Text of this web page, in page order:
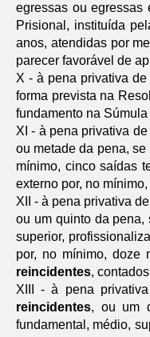
egressas ou egressas
Prisional, instituída
anos, atendidas por
parecer favorável de
X - à pena privativa
forma prevista na
fundamento na
XI - à pena privativa
ou metade da pena, se
mínimo, cinco saídas
externo por, no
XII - à pena privativa
ou um quinto da pena,
superior,
por, no mínimo, doze
reincidentes,
XIII - à pena
reincidentes, ou um
fundamental, médio,